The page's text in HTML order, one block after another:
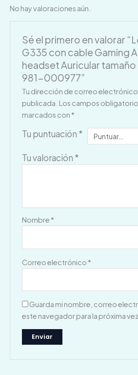
No hay valoraciones aún.
Sé el primero en valorar
G335 con cable Gaming
headset Auricular
981-000977”
Tu dirección de correo electrónico
publicada. Los campos
marcados con *
Tu puntuación *
Tu valoración *
Nombre *
Correo electrónico *
Guarda mi nombre, correo
este navegador para la próxima